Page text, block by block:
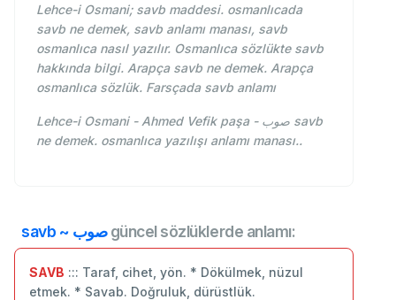
Lehce-i Osmani; savb maddesi. osmanlıcada
savb ne demek, savb anlamı manası, savb
osmanlıca nasıl yazılır. Osmanlıca sözlükte savb
hakkında bilgi. Arapça savb ne demek. Arapça
osmanlıca sözlük. Farsçada savb anlamı
Lehce-i Osmani - Ahmed Vefik paşa - صوب savb
ne demek. osmanlıca yazılışı anlamı manası..
savb ~ صوبgüncel sözlüklerde anlamı:
SAVB ::: Taraf, cihet, yön. * Dökülmek, nüzul
etmek. * Savab. Doğruluk, dürüstlük.